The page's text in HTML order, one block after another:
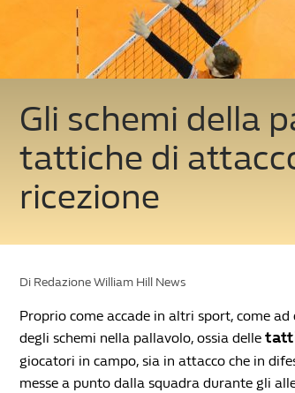
Gli schemi della
tattiche di
ricezione
Di Redazione William Hill News
Proprio come accade in altri sport, come
degli schemi nella pallavolo, ossia delle
giocatori in campo, sia in attacco che in
messe a punto dalla squadra durante gli